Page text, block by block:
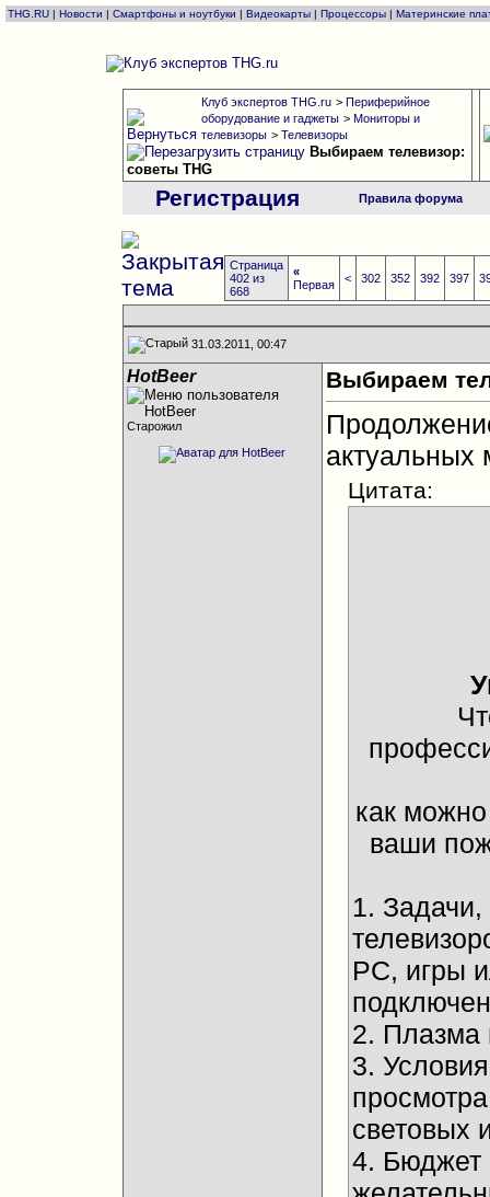
THG.RU | Новости | Смартфоны и ноутбуки | Видеокарты | Процессоры | Материнские
Клуб экспертов THG.ru > Периферийное
оборудование и гаджеты > Мониторы и
телевизоры > Телевизоры
Выбираем телевизор:
советы THG
Регистрация Правила форума
Страница
402 из
668
«
Первая
< 302 352 392 397
31.03.2011, 00:47
HotBeer
Старожил
Выбираем
актуальных
Цитата:
как
ваши
1.
PC, игры
2. Плазма
3.
световых
4. Бюджет